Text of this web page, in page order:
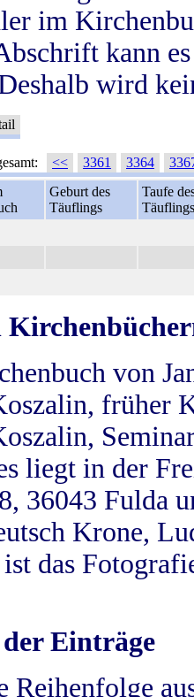
im
kann
wird
<< 3361 3364
Geburt des
Täuflings
Taufe
Täuflings
von
früher
liegt in der
36043 Fulda
Krone,
das
Einträge
Reihenfolge